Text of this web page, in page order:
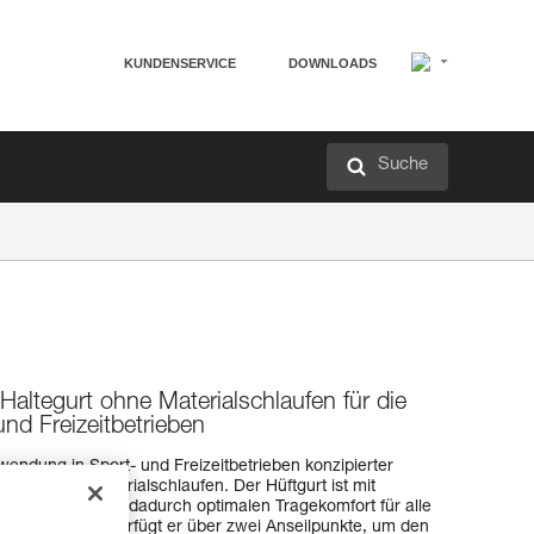
KUNDENSERVICE DOWNLOADS
Suche
ohne Materialschlaufen für die
Freizeitbetrieben
in Sport- und Freizeitbetrieben konzipierter
ohne Materialschlaufen. Der Hüftgurt ist mit
und bietet dadurch optimalen Tragekomfort für alle
Klettergurt verfügt er über zwei Anseilpunkte, um den